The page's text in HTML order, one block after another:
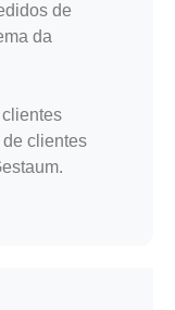
de
da
clientes